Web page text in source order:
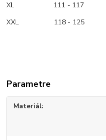
XL 111 - 117
XXL 118 - 125
Parametre
Materiál